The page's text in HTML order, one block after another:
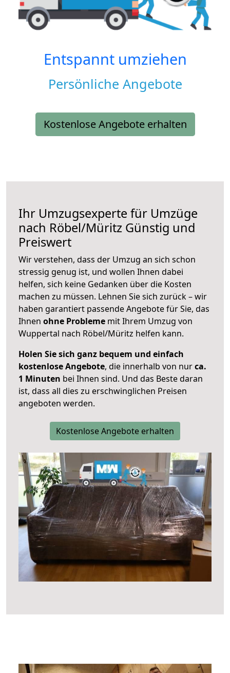
Entspannt umziehen
Persönliche Angebote
Kostenlose Angebote erhalten
Ihr Umzugsexperte für Umzüge
nach Röbel/Müritz Günstig und
Preiswert
Wir verstehen, dass der Umzug an sich schon
stressig genug ist, und wollen Ihnen dabei
helfen, sich keine Gedanken über die Kosten
machen zu müssen. Lehnen Sie sich zurück – wir
haben garantiert passende Angebote für Sie, das
Ihnen ohne Probleme mit Ihrem Umzug von
Wuppertal nach Röbel/Müritz helfen kann.
Holen Sie sich ganz bequem und einfach
kostenlose Angebote, die innerhalb von nurca.
1 Minuten bei Ihnen sind. Und das Beste daran
ist, dass all dies zu erschwinglichen Preisen
angeboten werden.
Kostenlose Angebote erhalten